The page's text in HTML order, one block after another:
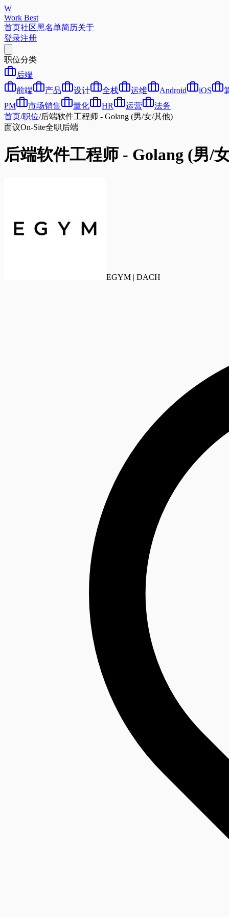
W
Work Best
首页社区黑名单简历关于
登录注册
职位分类
后端
前端
产品 设计 全栈 运维 Android iOS
PM
市场销售 量化 HR 运营
法务
首页/职位/后端软件工程师 - Golang (男/女/其他)
面议On-Site全职后端
后端软件工程师 - Golang (男/
EGYM | DACH